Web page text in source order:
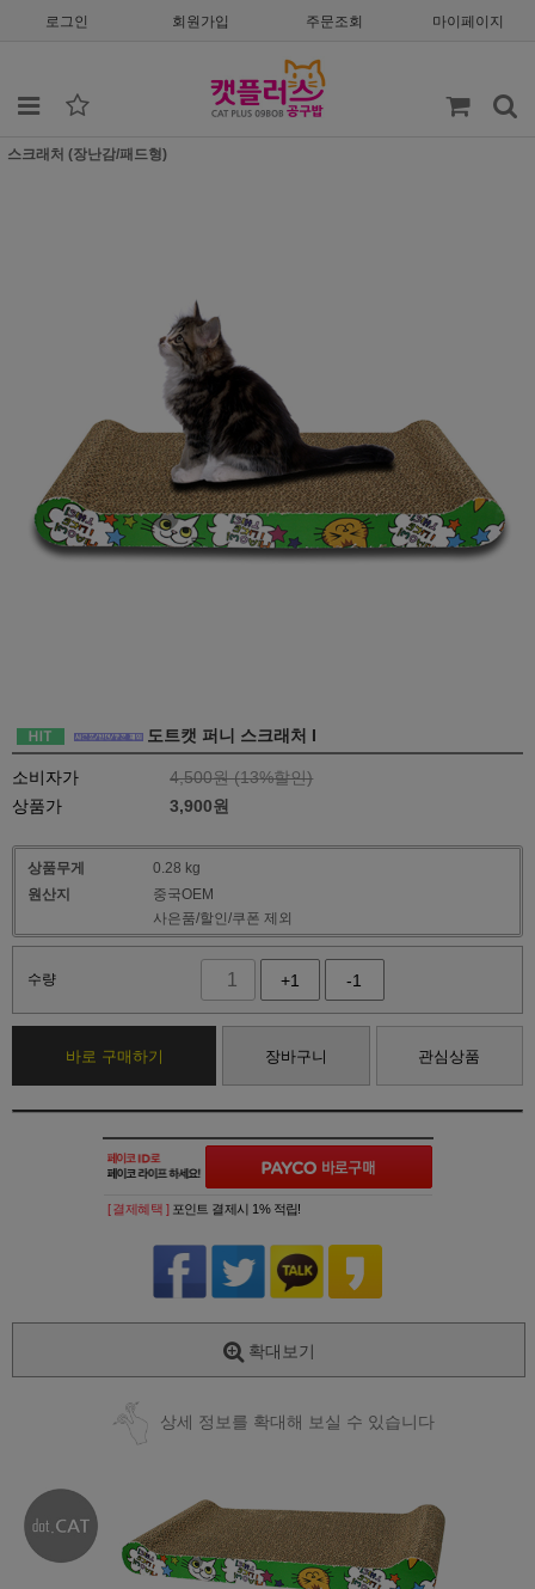
로그인 회원가입 주문조회 마이페이지
스크래처 (장난감/패드형)
도트캣 퍼니 스크래처 I
소비자가 4,500원 (13%할인)
상품가
3,900원
상품무게
0.28 kg
원산지
중국OEM
사은품/할인/쿠폰 제외
수량 +1 -1
바로 구매하기 장바구니 관심상품
[ 결제혜택 ] 포인트 결제시 1% 적립!
확대보기
상세 정보를 확대해 보실 수 있습니다